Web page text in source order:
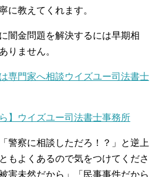
に教えてくれます。
闇金問題を解決するには早期相
りません。
専門家へ相談ウイズユー司法書士
】ウイズユー司法書士事務所
警察に相談しただろ！？」と逆上
もよくあるので気をつけてくださ
害未然だから」「民事事件だから